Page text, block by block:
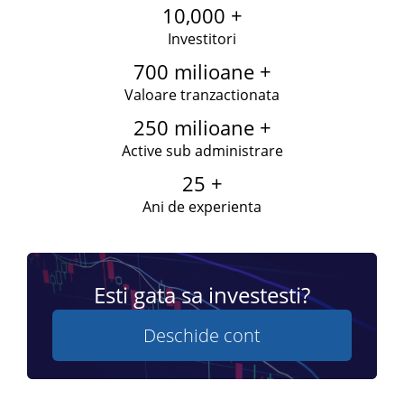
10,000 +
Investitori
700 milioane +
Valoare tranzactionata
250 milioane +
Active sub administrare
25 +
Ani de experienta
Esti gata sa investesti?
Deschide cont